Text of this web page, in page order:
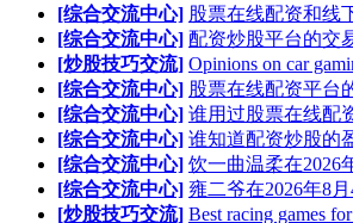
[综合交流中心] 股票在线配资和线
[综合交流中心] 配资炒股平台的交
[炒股技巧交流] Opinions on car
[综合交流中心] 股票在线配资平台
[综合交流中心] 谁用过股票在线配
[综合交流中心] 谁知道配资炒股的
[综合交流中心] 饮一曲温柔在2026
[综合交流中心] 雍二爷在2026年8
[炒股技巧交流] Best racing games